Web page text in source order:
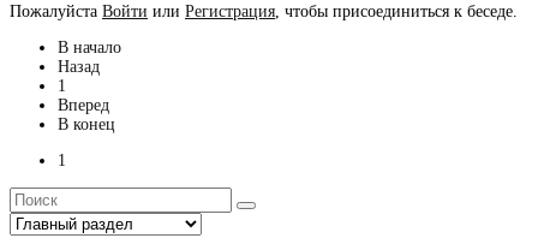
Пожалуйста Войти или Регистрация , чтобы присоединиться к беседе.
В начало
Назад
1
Вперед
В конец
1